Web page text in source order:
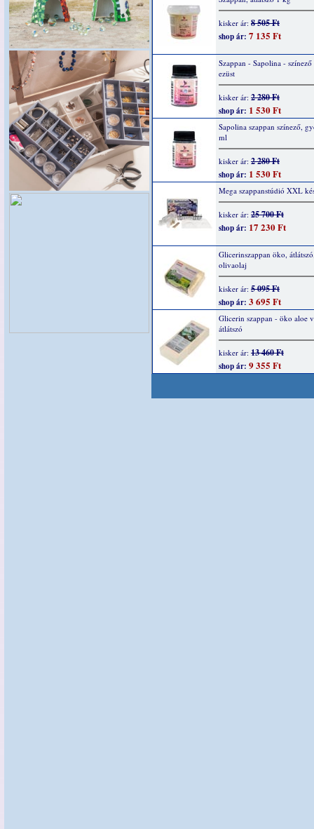
kisker ár: 8 505 Ft
shop ár: 7 135 Ft
Szappan - Sapolina -
ezüst
kisker ár: 2 280 Ft
shop ár: 1 530 Ft
Sapolina szappan színező,
ml
kisker ár: 2 280 Ft
shop ár: 1 530 Ft
Mega szappanstúdió XXL
kisker ár: 25 700 Ft
shop ár: 17 230 Ft
Glicerinszappan öko,
olivaolaj
kisker ár: 5 095 Ft
shop ár: 3 695 Ft
Glicerin szappan - öko aloe
átlátszó
kisker ár: 13 460 Ft
shop ár: 9 355 Ft